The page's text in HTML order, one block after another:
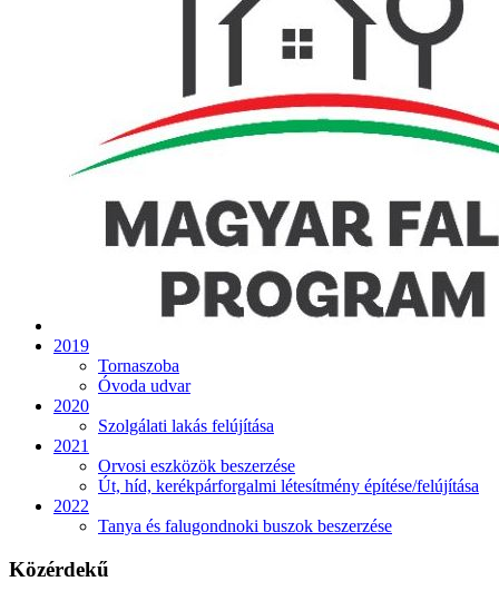
2019
Tornaszoba
Óvoda udvar
2020
Szolgálati lakás felújítása
2021
Orvosi eszközök beszerzése
Út, híd, kerékpárforgalmi létesítmény építése/felújítása
2022
Tanya és falugondnoki buszok beszerzése
Közérdekű